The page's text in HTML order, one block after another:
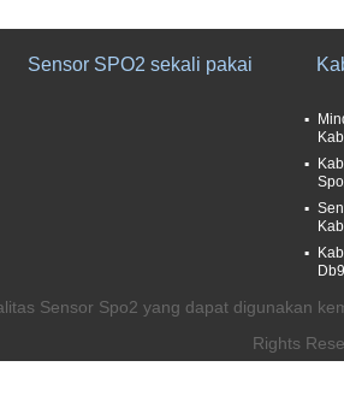
Sensor SPO2 sekali pakai
Sensor Spo2 yang dapat digunakan
Rights